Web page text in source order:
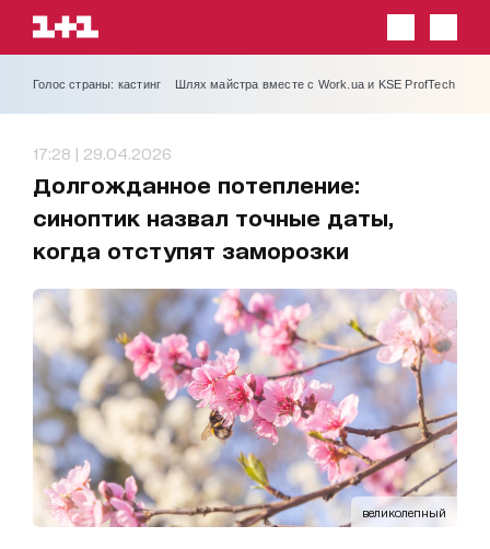
Голос страны: кастинг Шлях майстра вместе с Work.ua и KSE ProfTech
17:28 | 29.04.2026
Долгожданное потепление:
синоптик назвал точные даты,
когда отступят заморозки
великолепный